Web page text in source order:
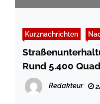
Kurznachrichten
Rund 5.400
Fahrbahnflächen
Redakteur